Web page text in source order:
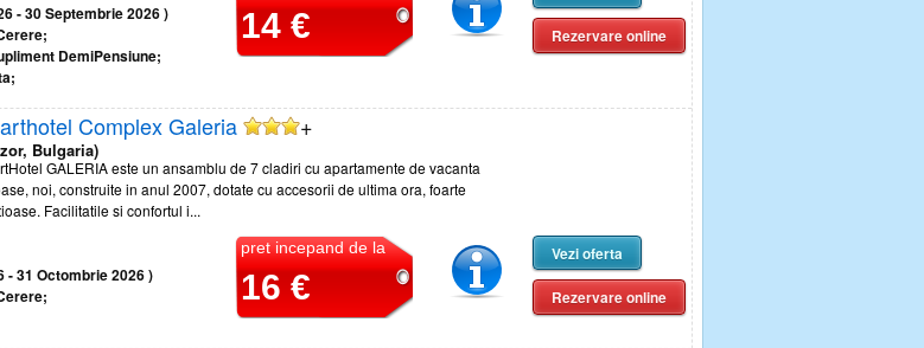
- 30 Septembrie 2026 )
DemiPensiune;
14 € Rezervare online
Complex Galeria +
Bulgaria)
GALERIA este un ansamblu de 7 cladiri cu apartamente de vacanta
noi, construite in anul 2007, dotate cu accesorii de ultima ora, foarte
Facilitatile si confortul i...
- 31 Octombrie 2026 )
pret incepand de la
16 €
Vezi oferta
Rezervare online